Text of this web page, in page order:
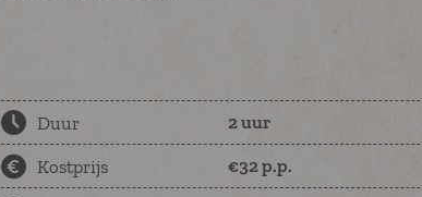
Duur 2 uur
Kostprijs €32 p.p.